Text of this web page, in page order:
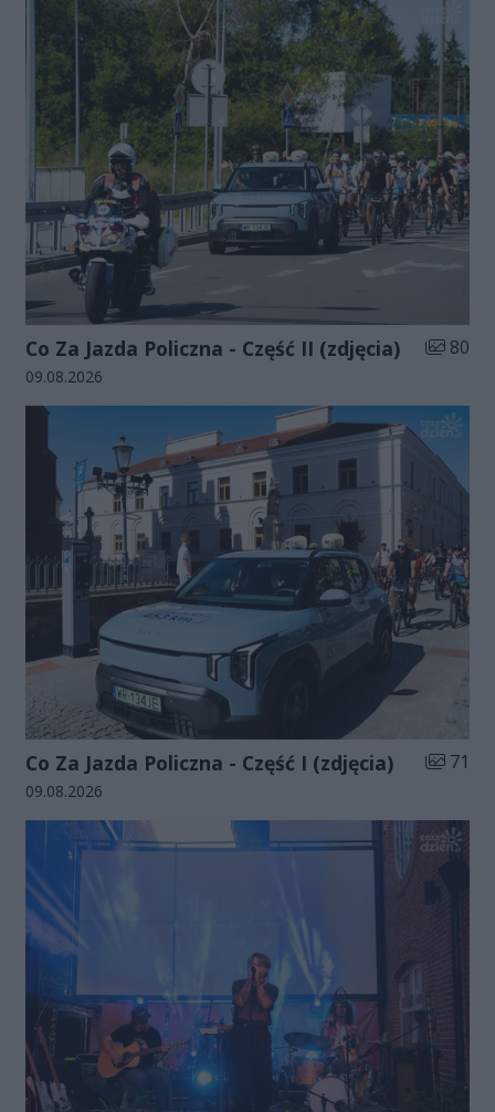
Co Za Jazda Policzna - Część II (zdjęcia) Liczba
80
Data dodania galerii:
09.08.2026
Co Za Jazda Policzna - Część I (zdjęcia) Liczba
71
Data dodania galerii:
09.08.2026